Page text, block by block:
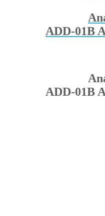
ADD-01B
ADD-01B